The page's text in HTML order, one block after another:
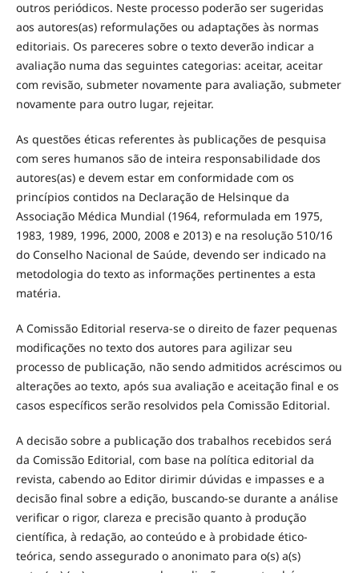
outros periódicos. Neste processo poderão ser sugeridas
aos autores(as) reformulações ou adaptações às normas
editoriais. Os pareceres sobre o texto deverão indicar a
avaliação numa das seguintes categorias: aceitar, aceitar
com revisão, submeter novamente para avaliação, submeter
novamente para outro lugar, rejeitar.
As questões éticas referentes às publicações de pesquisa
com seres humanos são de inteira responsabilidade dos
autores(as) e devem estar em conformidade com os
princípios contidos na Declaração de Helsinque da
Associação Médica Mundial (1964, reformulada em 1975,
1983, 1989, 1996, 2000, 2008 e 2013) e na resolução 510/16
do Conselho Nacional de Saúde, devendo ser indicado na
metodologia do texto as informações pertinentes a esta
matéria.
A Comissão Editorial reserva-se o direito de fazer pequenas
modificações no texto dos autores para agilizar seu
processo de publicação, não sendo admitidos acréscimos ou
alterações ao texto, após sua avaliação e aceitação final e os
casos específicos serão resolvidos pela Comissão Editorial.
A decisão sobre a publicação dos trabalhos recebidos será
da Comissão Editorial, com base na política editorial da
revista, cabendo ao Editor dirimir dúvidas e impasses e a
decisão final sobre a edição, buscando-se durante a análise
verificar o rigor, clareza e precisão quanto à produção
científica, à redação, ao conteúdo e à probidade ético-
teórica, sendo assegurado o anonimato para o(s) a(s)